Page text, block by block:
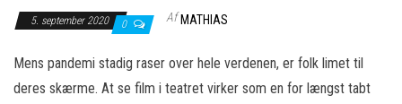
5. september 2020 0 Af MATHIAS
Mens pandemi stadig raser over hele verdenen, er folk limet til
deres skærme. At se film i teatret virker som en for længst tabt